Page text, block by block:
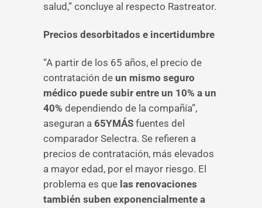
salud,” concluye al respecto Rastreator.
Precios desorbitados e incertidumbre
“A partir de los 65 años, el precio de
contratación de un mismo seguro
médico puede subir entre un 10% a un
40% dependiendo de la compañía”,
aseguran a 65YMÁS fuentes del
comparador Selectra. Se refieren a
precios de contratación, más elevados
a mayor edad, por el mayor riesgo. El
problema es que las renovaciones
también suben exponencialmente a